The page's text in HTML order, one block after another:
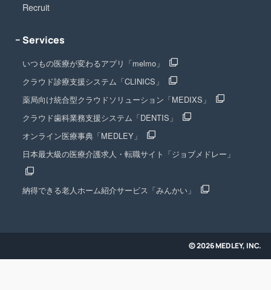
Recruit
− Services
いつもの医療が変わるアプリ「melmo」
クラウド診療支援システム「CLINICS」
薬局向け統合型クラウドソリューション「MEDIXS」
クラウド歯科業務支援システム「DENTIS」
オンライン医療事典「MEDLEY」
日本最大級の医療介護求人・転職サイト「ジョブメドレー」
納得できる老人ホーム紹介サービス「みんかい」
© 2026 MEDLEY, INC.